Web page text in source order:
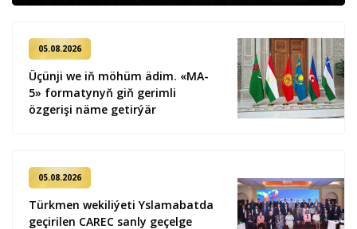
05.08.2026
Üçünji we iň möhüm ädim. «MA-
5» formatynyň giň gerimli
özgerişi näme getirýär
05.08.2026
Türkmen wekiliýeti Yslamabatda
geçirilen CAREC sanly geçelge